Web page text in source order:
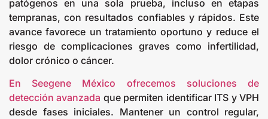
patógenos en una sola prueba, incluso en etapas
tempranas, con resultados confiables y rápidos. Este
avance favorece un tratamiento oportuno y reduce el
riesgo de complicaciones graves como infertilidad,
dolor crónico o cáncer.
En Seegene México ofrecemos soluciones de
detección avanzada que permiten identificar ITS y VPH
desde fases iniciales. Mantener un control regular,